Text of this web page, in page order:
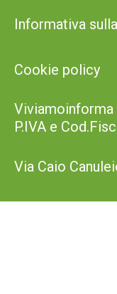
Informativa
Cookie policy
Viviamoinforma
P.IVA e
Via Caio